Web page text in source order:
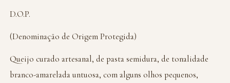
D.O.P.
(Denominação de Origem Protegida)
Queijo curado artesanal, de pasta semidura, de tonalidade
branco-amarelada untuosa, com alguns olhos pequenos,